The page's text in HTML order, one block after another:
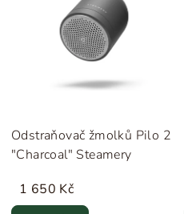
Odstraňovač žmolků Pilo 2
"Charcoal" Steamery
1 650 Kč